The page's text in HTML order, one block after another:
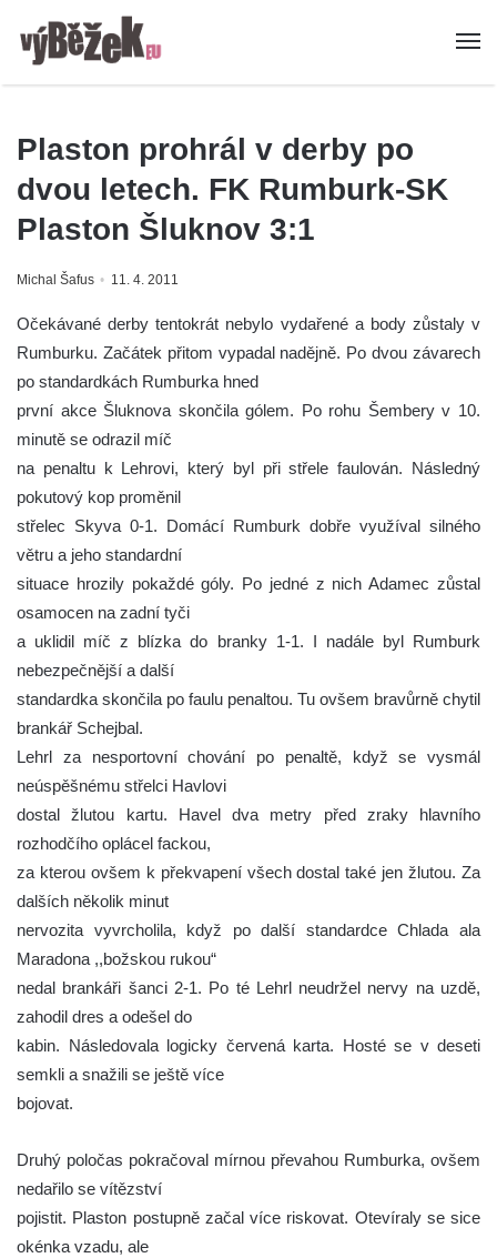
Plaston prohrál v derby po
dvou letech. FK Rumburk-SK
Plaston Šluknov 3:1
Michal Šafus 11. 4. 2011
Očekávané derby tentokrát nebylo vydařené a body zůstaly v
Rumburku. Začátek přitom vypadal nadějně. Po dvou závarech
po standardkách Rumburka hned
první akce Šluknova skončila gólem. Po rohu Šembery v 10.
minutě se odrazil míč
na penaltu k Lehrovi, který byl při střele faulován. Následný
pokutový kop proměnil
střelec Skyva 0-1. Domácí Rumburk dobře využíval silného
větru a jeho standardní
situace hrozily pokaždé góly. Po jedné z nich Adamec zůstal
osamocen na zadní tyči
a uklidil míč z blízka do branky 1-1. I nadále byl Rumburk
nebezpečnější a další
standardka skončila po faulu penaltou. Tu ovšem bravůrně chytil
brankář Schejbal.
Lehrl za nesportovní chování po penaltě, když se vysmál
neúspěšnému střelci Havlovi
dostal žlutou kartu. Havel dva metry před zraky hlavního
rozhodčího oplácel fackou,
za kterou ovšem k překvapení všech dostal také jen žlutou. Za
dalších několik minut
nervozita vyvrcholila, když po další standardce Chlada ala
Maradona ,,božskou rukou“
nedal brankáři šanci 2-1. Po té Lehrl neudržel nervy na uzdě,
zahodil dres a odešel do
kabin. Následovala logicky červená karta. Hosté se v deseti
semkli a snažili se ještě více
bojovat.
Druhý poločas pokračoval mírnou převahou Rumburka, ovšem
nedařilo se vítězství
pojistit. Plaston postupně začal více riskovat. Otevíraly se sice
okénka vzadu, ale